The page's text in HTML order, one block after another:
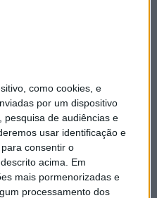
como cookies, e
por um dispositivo
pesquisa de audiências e
usar identificação e
consentir o
acima. Em
mais pormenorizadas e
processamento dos